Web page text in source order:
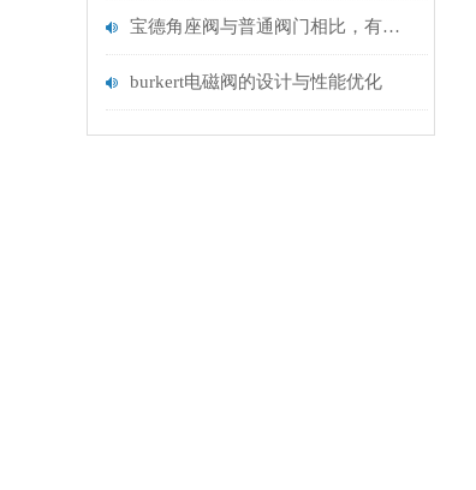
宝德角座阀与普通阀门相比，有何优势？
burkert电磁阀的设计与性能优化